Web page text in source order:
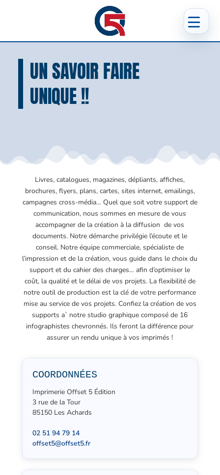
UN SAVOIR FAIRE
UNIQUE !!
Livres, catalogues, magazines, dépliants, affiches,
brochures, flyers, plans, cartes, sites internet, emailings,
campagnes cross-média… Quel que soit votre support de
communication, nous sommes en mesure de vous
accompagner de la création à la diffusion de vos
documents. Notre démarche privilégie l’écoute et le
conseil. Notre équipe commerciale, spécialiste de
l’impression et de la création, vous guide dans le choix du
support et du cahier des charges… afin d’optimiser le
coût, la qualité et le délai de vos projets. La flexibilité de
notre outil de production est la clé de votre performance
mise au service de vos projets. Confiez la création de vos
supports a` notre studio graphique composé de 16
infographistes chevronnés. Ils feront la différence pour
assurer un rendu unique à vos imprimés !
COORDONNÉES
Imprimerie Offset 5 Édition
3 rue de la Tour
85150 Les Achards
02 51 94 79 14
offset5@offset5.fr